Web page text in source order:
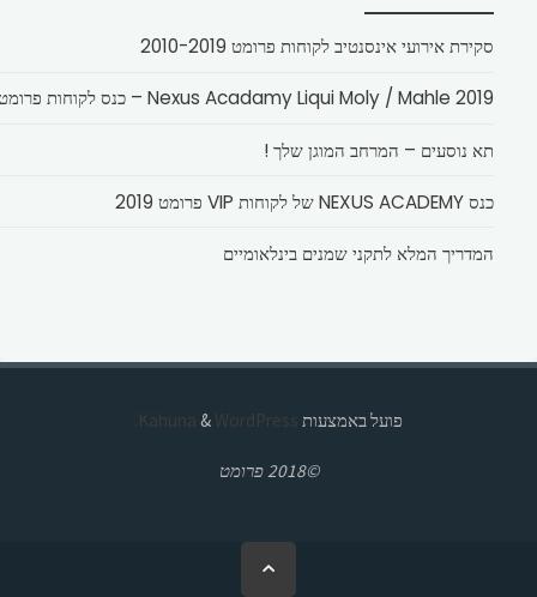
סקירת אירועי אינסנטיב לקוחות פרומט 2010-2019
Nexus Acadamy Liqui Moly / Mahle 2019 – כנס לקוחות פרומט
תא נוסעים – המרחב המוגן שלך !
כנס NEXUS ACADEMY של לקוחות VIP פרומט 2019
המדריך המלא לתקני שמנים בינלאומיים
פועל באמצעות & WordPress.
©2018 פרומט
בחזרה